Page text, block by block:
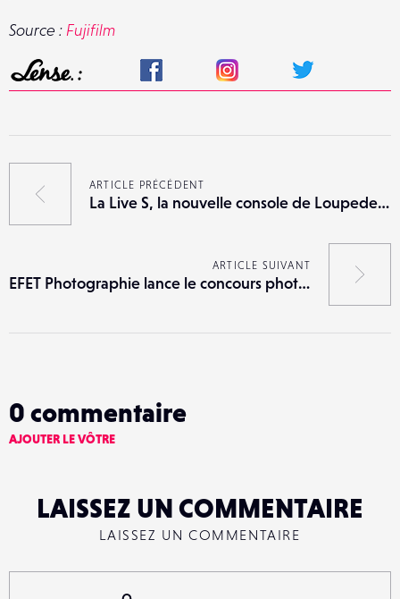
Source : Fujifilm
ARTICLE PRÉCÉDENT
La Live S, la nouvelle console de Loupedeck est disponible
ARTICLE SUIVANT
EFET Photographie lance le concours photographe en herbe
0 commentaire
AJOUTER LE VÔTRE
LAISSEZ UN COMMENTAIRE
LAISSEZ UN COMMENTAIRE